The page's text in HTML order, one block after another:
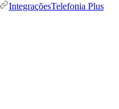
IntegraçõesTelefonia Plus